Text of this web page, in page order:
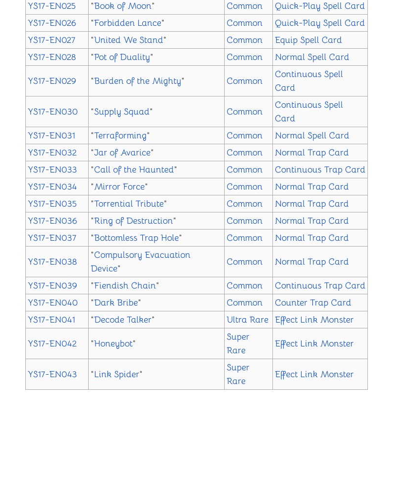
YS17-EN025
"Book of Moon" Common
Quick-Play Spell Card
YS17-EN026
"Forbidden Lance" Common
Quick-Play Spell Card
YS17-EN027
"United We Stand" Common
Equip Spell Card
YS17-EN028
"Pot of Duality" Common Normal Spell Card
YS17-EN029 "Burden of the Mighty" Common
Continuous Spell
Card
YS17-EN030 "Supply Squad" Common
Continuous Spell
Card
YS17-EN031
"Terraforming" Common
Normal Spell Card
YS17-EN032
"Jar of Avarice" Common
Normal Trap Card
YS17-EN033
"Call of the Haunted" Common
Continuous Trap Card
YS17-EN034
"Mirror Force" Common
Normal Trap Card
YS17-EN035
"Torrential Tribute" Common
Normal Trap Card
YS17-EN036
"Ring of Destruction" Common
Normal Trap Card
YS17-EN037
"Bottomless Trap Hole" Common Normal Trap Card
YS17-EN038
"Compulsory Evacuation
Device"
Common Normal Trap Card
YS17-EN039 "Fiendish Chain" Common
Continuous Trap Card
YS17-EN040
"Dark Bribe" Common
Counter Trap Card
YS17-EN041
"Decode Talker" Ultra Rare Effect Link Monster
YS17-EN042 "Honeybot"
Super
Rare
Effect Link Monster
YS17-EN043 "Link Spider"
Super
Rare
Effect Link Monster